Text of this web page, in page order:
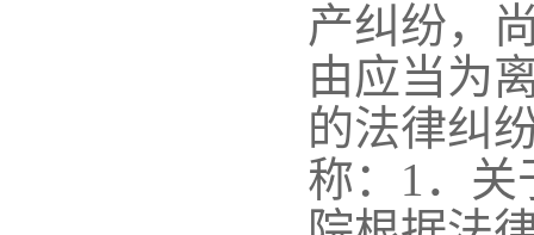
产纠纷，
由应当为
的法律纠
称： 1．